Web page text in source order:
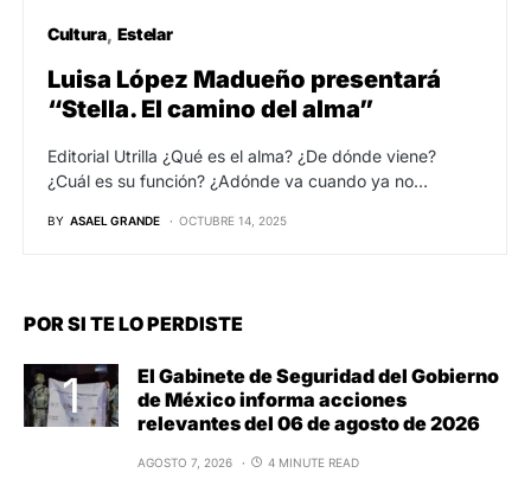
Cultura Estelar
Luisa López Madueño presentará
“Stella. El camino del alma”
Editorial Utrilla ¿Qué es el alma? ¿De dónde viene?
¿Cuál es su función? ¿Adónde va cuando ya no…
BY ASAEL GRANDE OCTUBRE 14, 2025
POR SI TE LO PERDISTE
El Gabinete de Seguridad del Gobierno
de México informa acciones
relevantes del 06 de agosto de 2026
AGOSTO 7, 2026 4 MINUTE READ